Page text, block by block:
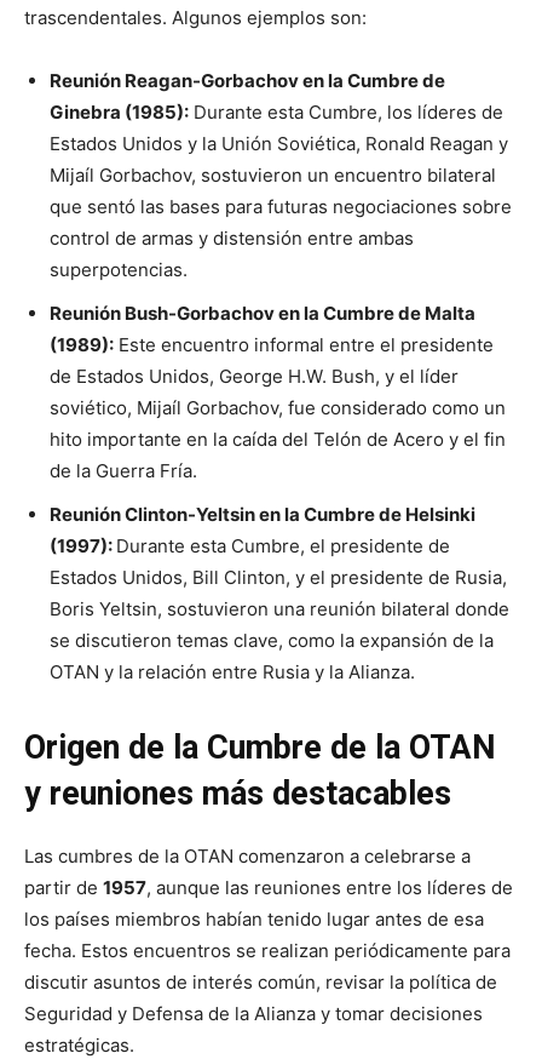
trascendentales. Algunos ejemplos son:
Reunión Reagan-Gorbachov en la Cumbre de
Ginebra (1985): Durante esta Cumbre, los líderes de
Estados Unidos y la Unión Soviética, Ronald Reagan y
Mijaíl Gorbachov, sostuvieron un encuentro bilateral
que sentó las bases para futuras negociaciones sobre
control de armas y distensión entre ambas
superpotencias.
Reunión Bush-Gorbachov en la Cumbre de Malta
(1989): Este encuentro informal entre el presidente
de Estados Unidos, George H.W. Bush, y el líder
soviético, Mijaíl Gorbachov, fue considerado como un
hito importante en la caída del Telón de Acero y el fin
de la Guerra Fría.
Reunión Clinton-Yeltsin en la Cumbre de Helsinki
(1997): Durante esta Cumbre, el presidente de
Estados Unidos, Bill Clinton, y el presidente de Rusia,
Boris Yeltsin, sostuvieron una reunión bilateral donde
se discutieron temas clave, como la expansión de la
OTAN y la relación entre Rusia y la Alianza.
Origen de la Cumbre de la OTAN
y reuniones más destacables
Las cumbres de la OTAN comenzaron a celebrarse a
partir de 1957, aunque las reuniones entre los líderes de
los países miembros habían tenido lugar antes de esa
fecha. Estos encuentros se realizan periódicamente para
discutir asuntos de interés común, revisar la política de
Seguridad y Defensa de la Alianza y tomar decisiones
estratégicas.